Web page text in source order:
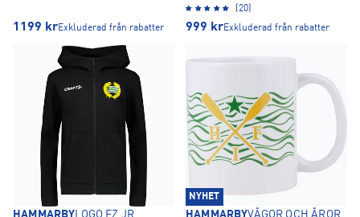
1199 krExkluderad från rabatter
(20)
999 krExkluderad från rabatter
HAMMARBY LOGO FZ JR
NYHET
HAMMARBYVÅGOR OCH ÅROR